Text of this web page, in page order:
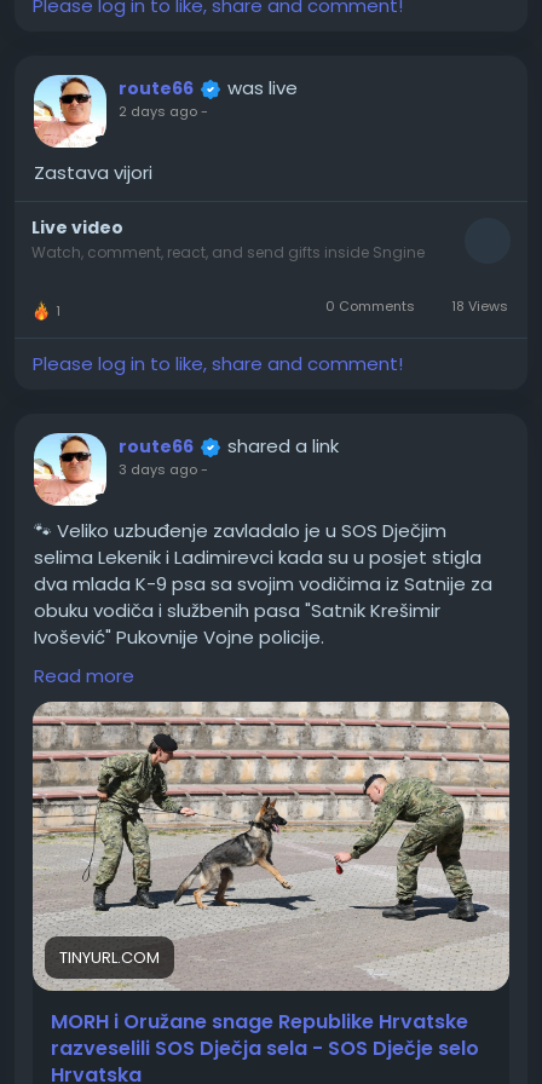
Please log in to like, share and comment!
route66 was live
2 days ago-
Zastava vijori
Waiting for live video
Ended
Live video
Watch, comment, react, and send gifts inside Sngine
1 0 Comments 18 Views
Please log in to like, share and comment!
route66 shared a link
3 days ago-
🐾 Veliko uzbuđenje zavladalo je u SOS Dječjim
selima Lekenik i Ladimirevci kada su u posjet stigla
dva mlada K-9 psa sa svojim vodičima iz Satnije za
obuku vodiča i službenih pasa "Satnik Krešimir
Ivošević" Pukovnije Vojne policije.
Djeca su upoznala buduće službene pse, saznala
više o njihovoj obuci te uživala u prekrasnom
druženju i vrijednim poklonima.
💙 Hvala Ministarstvo obrane RH i Oružane snage
Republike Hrvatske(OSRH) na nezaboravnom
iskustvu i podršci našim mališanima!
Više pročitajte na:https://tinyurl.com/mtm9arsm
Read more
TINYURL.COM
MORH i Oružane snage Republike Hrvatske
razveselili SOS Dječja sela - SOS Dječje selo
Hrvatska